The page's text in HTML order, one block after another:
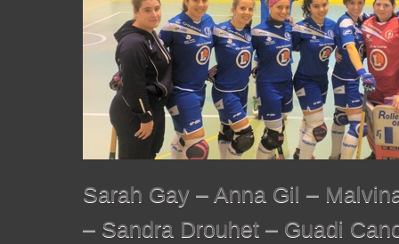
Sarah Gay – Anna Gil –
– Sandra Drouhet – Guadi